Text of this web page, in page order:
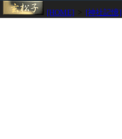
[HOME] [神社記憶]